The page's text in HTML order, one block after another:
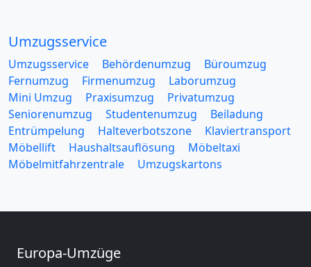
Umzugsservice
Umzugsservice Behördenumzug
Büroumzug
Fernumzug
Firmenumzug
Laborumzug
Mini Umzug
Praxisumzug
Privatumzug
Seniorenumzug
Studentenumzug
Beiladung
Entrümpelung
Halteverbotszone
Klaviertransport
Möbellift
Haushaltsauflösung
Möbeltaxi
Möbelmitfahrzentrale
Umzugskartons
Europa-Umzüge